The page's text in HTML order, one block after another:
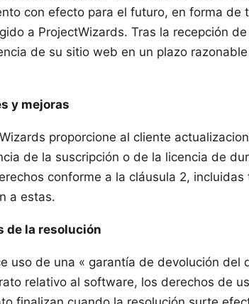
con efecto para el futuro, en forma de
a ProjectWizards. Tras la recepción
de su sitio web en un plazo
y mejoras
proporcione al cliente
de la suscripción o de la licencia de
conforme a la cláusula 2,
a estas.
de la resolución
uso de una « garantía de devolución del
relativo al software, los derechos de